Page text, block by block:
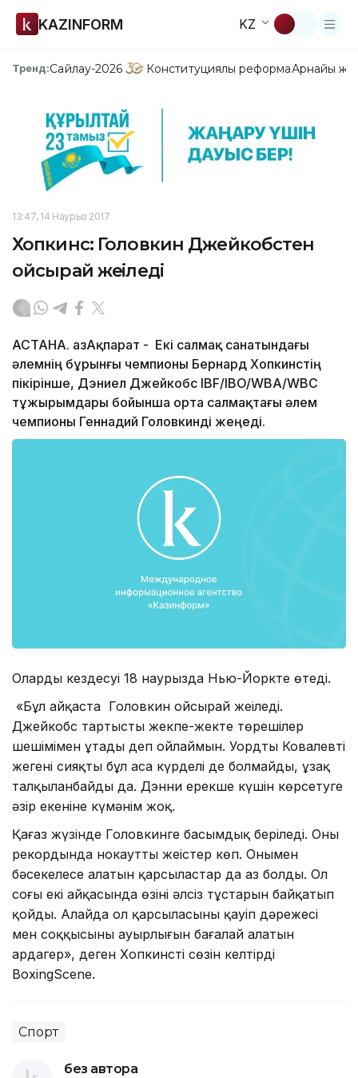
KAZINFORM KZ
Тренд:Сайлау-2026 Конституциялық реформаАрнайы
13:47, 14 Наурыз 2017
Хопкинс: Головкин Джейкобстен
ойсырай жеңіледі
АСТАНА. ҚазАқпарат - Екі салмақ санатындағы
әлемнің бұрынғы чемпионы Бернард Хопкинстің
пікірінше, Дэниел Джейкобс IBF/IBO/WBA/WBC
тұжырымдары бойынша орта салмақтағы әлем
чемпионы Геннадий Головкинді жеңеді.
Олардың кездесуі 18 наурызда Нью-Йоркте өтеді.
«Бұл айқаста Головкин ойсырай жеңіледі.
Джейкобс тартысты жекпе-жекте төрешілер
шешімімен ұтады деп ойлаймын. Уордтың Ковалевті
жеңгені сияқты бұл аса күрделі де болмайды, ұзақ
талқыланбайды да. Дэнни ерекше күшін көрсетуге
әзір екеніне күмәнім жоқ.
Қағаз жүзінде Головкинге басымдық беріледі. Оның
рекордында нокаутты жеңістер көп. Онымен
бәсекелесе алатын қарсыластар да аз болды. Ол
соңғы екі айқасында өзінің әлсіз тұстарын байқатып
қойды. Алайда ол қарсыласының қауіп дәрежесі
мен соққысының ауырлығын бағалай алатын
ардагер», деген Хопкинстің сөзін келтірді
BoxingScene.
Спорт
без автора